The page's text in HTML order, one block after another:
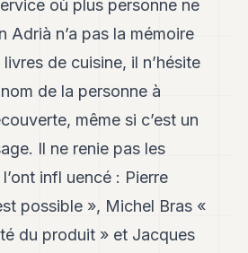
où plus personne ne
Adrià n’a pas la mémoire
de cuisine, il n’hésite
de la personne à
même si c’est un
Il ne renie pas les
infl uencé : Pierre
possible », Michel Bras «
du produit » et Jacques